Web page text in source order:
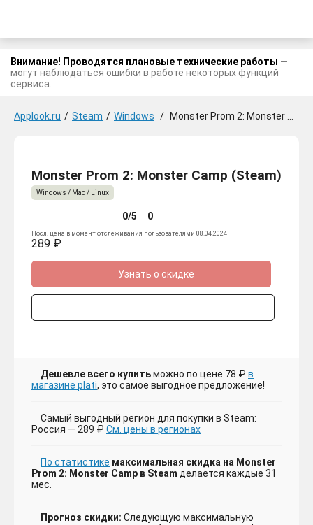
Внимание! Проводятся плановые технические работы —
могут наблюдаться ошибки в работе некоторых функций
сервиса.
Applook.ru / Steam / Windows / Monster Prom 2: Monster Camp
Monster Prom 2: Monster Camp (Steam)
Windows / Mac / Linux
0/5 0
Посл. цена в момент отслеживания пользователями 08.04.2024
289 ₽
Узнать о скидке
Дешевле всего купитьможно по цене 78 ₽ в
магазине plati, это самое выгодное предложение!
Самый выгодный регион для покупки в Steam:
Россия — 289 ₽ См. цены в регионах
По статистике максимальная скидка на Monster
Prom 2: Monster Camp в Steam делается каждые 31
мес.
Прогноз скидки: Следующую максимальную